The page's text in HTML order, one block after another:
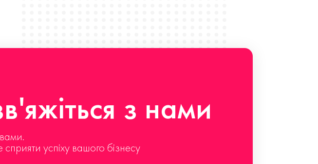
з нами
успіху вашого бізнесу